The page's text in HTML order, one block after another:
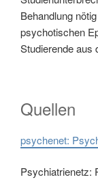
Behandlung
psychotischen
Studierende aus
Quellen
psychenet:
Psychiatrienetz: